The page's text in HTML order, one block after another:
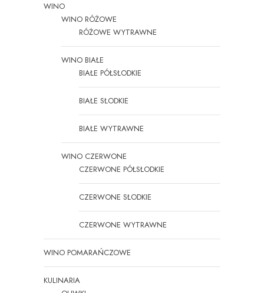
WINO
WINO RÓŻOWE
RÓŻOWE WYTRAWNE
WINO BIAŁE
BIAŁE PÓŁSŁODKIE
BIAŁE SŁODKIE
BIAŁE WYTRAWNE
WINO CZERWONE
CZERWONE PÓŁSŁODKIE
CZERWONE SŁODKIE
CZERWONE WYTRAWNE
WINO POMARAŃCZOWE
KULINARIA